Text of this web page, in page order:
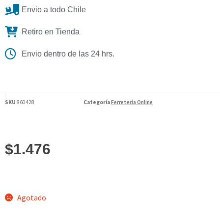
Envio a todo Chile
Retiro en Tienda
Envio dentro de las 24 hrs.
SKU 860428 CategoríaFerretería Online
$1.476
Agotado